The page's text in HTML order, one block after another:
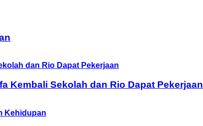
Kembali Sekolah dan Rio Dapat Pekerjaan